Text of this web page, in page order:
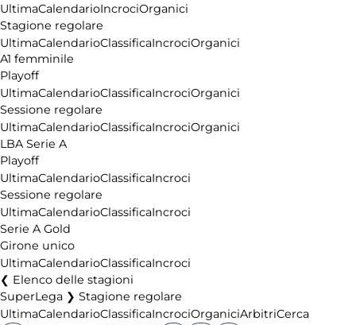
UltimaCalendarioIncrociOrganici
Stagione regolare
UltimaCalendarioClassificaIncrociOrganici
A1 femminile
Playoff
UltimaCalendarioClassificaIncrociOrganici
Sessione regolare
UltimaCalendarioClassificaIncrociOrganici
LBA Serie A
Playoff
UltimaCalendarioClassificaIncroci
Sessione regolare
UltimaCalendarioClassificaIncroci
Serie A Gold
Girone unico
UltimaCalendarioClassificaIncroci
Elenco delle stagioni
SuperLega ❯ Stagione regolare
UltimaCalendarioClassificaIncrociOrganiciArbitriCerca